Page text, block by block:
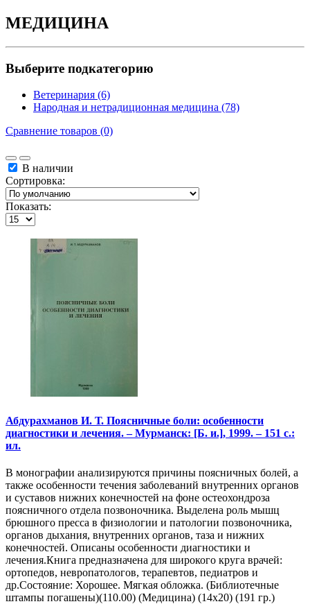
МЕДИЦИНА
Выберите подкатегорию
Ветеринария (6)
Народная и нетрадиционная медицина (78)
Сравнение товаров (0)
В наличии
Сортировка:
Показать:
Абдурахманов И. Т. Поясничные боли: особенности
диагностики и лечения. – Мурманск: [Б. и.], 1999. – 151 с.:
ил.
В монографии анализируются причины поясничных болей, а
также особенности течения заболеваний внутренних органов
и суставов нижних конечностей на фоне остеохондроза
поясничного отдела позвоночника. Выделена роль мышц
брюшного пресса в физиологии и патологии позвоночника,
органов дыхания, внутренних органов, таза и нижних
конечностей. Описаны особенности диагностики и
лечения.Книга предназначена для широкого круга врачей:
ортопедов, невропатологов, терапевтов, педиатров и
др.Состояние: Хорошее. Мягкая обложка. (Библиотечные
штампы погашены)(110.00) (Медицина) (14х20) (191 гр.)